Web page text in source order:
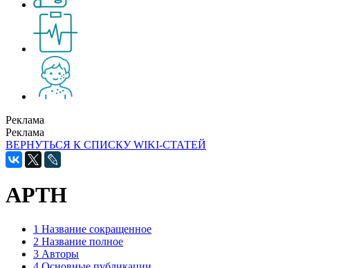
Реклама
Реклама
ВЕРНУТЬСЯ К СПИСКУ WIKI-СТАТЕЙ
APTH
1 Название сокращенное
2 Название полное
3 Авторы